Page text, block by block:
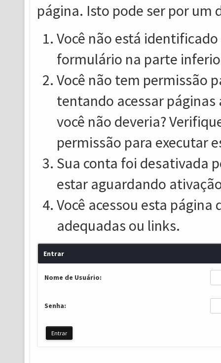
página. Isto pode ser por um
Você não está
formulário na parte
Você não tem permissão
tentando acessar
você não deveria?
permissão para executar
Sua conta foi desativada
estar aguardando
Você acessou esta
adequadas ou links.
Entrar
Nome de Usuário:
Senha: